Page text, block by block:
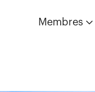
Membres